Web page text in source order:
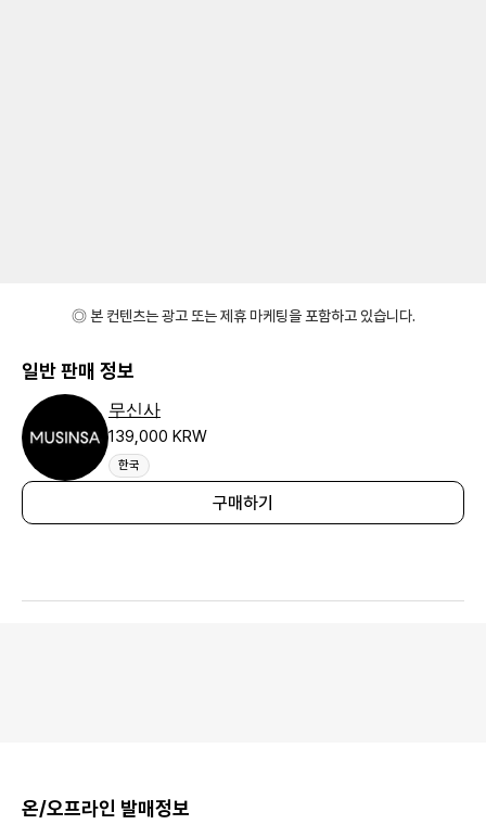
◎ 본 컨텐츠는 광고 또는 제휴 마케팅을 포함하고 있습니다.
일반 판매 정보
무신사
139,000 KRW
한국
구매하기
온/오프라인 발매정보